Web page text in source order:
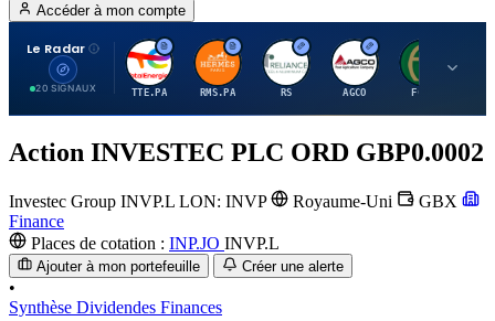
Accéder à mon compte
Le Radar
20 SIGNAUX
T
TTE.PA
H
RMS.PA
R
RS
A
AGCO FCFS
Action INVESTEC PLC ORD GBP0.0002
Investec Group INVP.L LON: INVP Royaume-Uni
GBX
Finance
Places de cotation : INP.JO INVP.L
Ajouter à mon portefeuille Créer une alerte
•
Synthèse Dividendes Finances